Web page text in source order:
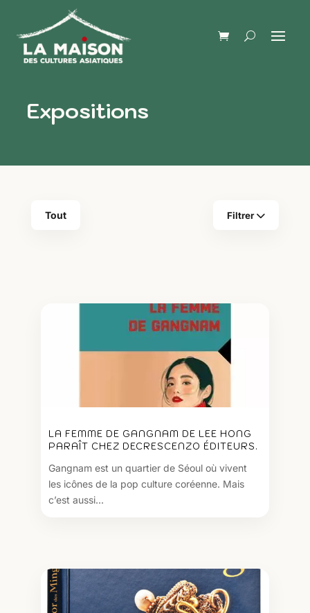
Expositions
Tout Filtrer
LA FEMME DE GANGNAM DE LEE HONG
PARAÎT CHEZ DECRESCENZO ÉDITEURS.
Gangnam est un quartier de Séoul où vivent
les icônes de la pop culture coréenne. Mais
c’est aussi...